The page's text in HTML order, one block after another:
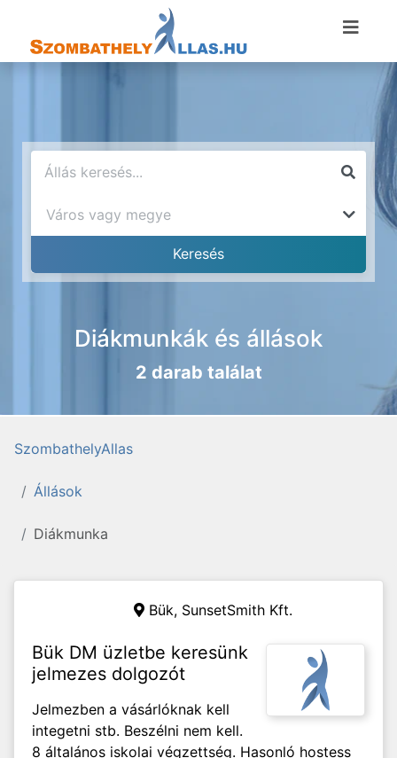
Diákmunkák és állások
2 darab találat
SzombathelyAllas
Állások
Diákmunka
Bük, SunsetSmith Kft.
Bük DM üzletbe keresünk
jelmezes dolgozót
Jelmezben a vásárlóknak kell
integetni stb. Beszélni nem kell.
8 általános iskolai végzettség. Hasonló hostess